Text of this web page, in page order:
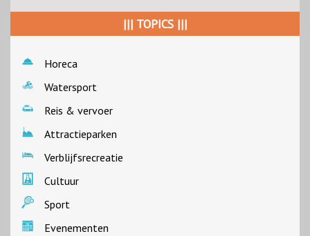
||| TOPICS |||
Horeca
Watersport
Reis & vervoer
Attractieparken
Verblijfsrecreatie
Cultuur
Sport
Evenementen